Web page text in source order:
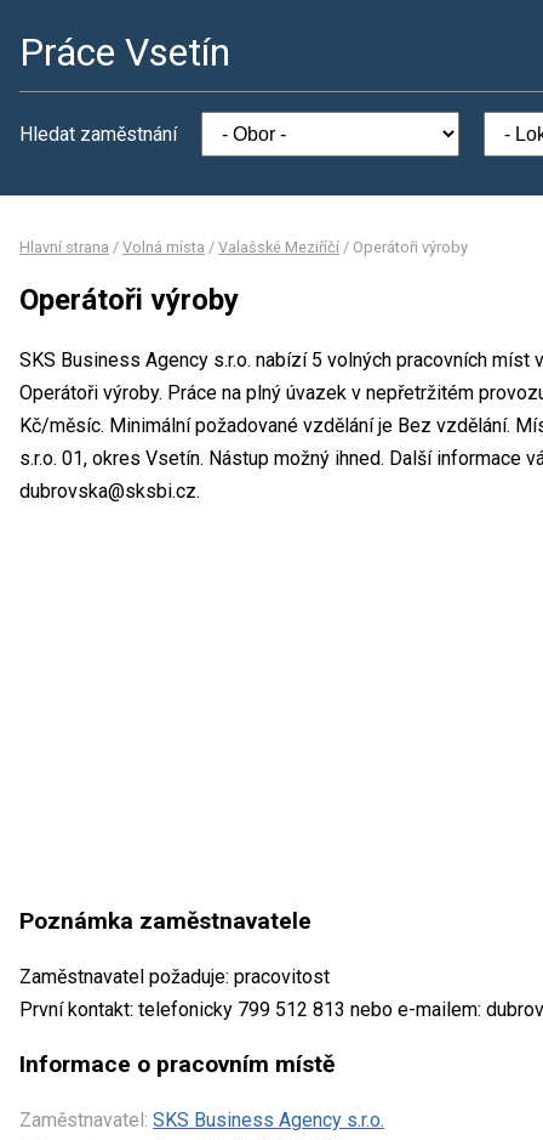
Práce Vsetín
Hledat zaměstnání
Hlavní strana / Volná místa / Valašské Meziříčí / Operátoři výroby
Operátoři výroby
SKS Business Agency s.r.o. nabízí 5 volných pracovních míst
Operátoři výroby. Práce na plný úvazek v nepřetržitém
Kč/měsíc. Minimální požadované vzdělání je Bez vzdělání.
s.r.o. 01, okres Vsetín. Nástup možný ihned. Další informace
dubrovska@sksbi.cz.
Poznámka zaměstnavatele
Zaměstnavatel požaduje: pracovitost
První kontakt: telefonicky 799 512 813 nebo e-mailem:
Informace o pracovním místě
Zaměstnavatel: SKS Business Agency s.r.o.